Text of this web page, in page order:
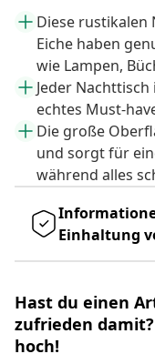
Diese rustikalen
Eiche haben
wie Lampen,
Jeder
echtes Must-
Die große
und sorgt für
während alles
Einhaltung
Hast du einen
zufrieden
hoch!